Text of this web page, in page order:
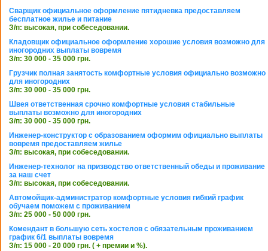
Сварщик официальное оформление пятидневка предоставляем
бесплатное жилье и питание
З/п: высокая, при собеседовании.
Кладовщик официальное оформление хорошие условия возможно для
иногородних выплаты вовремя
З/п: 30 000 - 35 000 грн.
Грузчик полная занятость комфортные условия официально возможно
для иногородних
З/п: 30 000 - 35 000 грн.
Швея ответственная срочно комфортные условия стабильные
выплаты возможно для иногородних
З/п: 30 000 - 35 000 грн.
Инженер-конструктор с образованием оформим официально выплаты
вовремя предоставляем жилье
З/п: высокая, при собеседовании.
Инженер-технолог на призводство ответственный обеды и проживание
за наш счет
З/п: высокая, при собеседовании.
Автомойщик-администратор комфортные условия гибкий график
обучаем поможем с проживанием
З/п: 25 000 - 50 000 грн.
Комендант в большую сеть хостелов с обязательным проживанием
график 6/1 выплаты вовремя
З/п: 15 000 - 20 000 грн. ( + премии и %).